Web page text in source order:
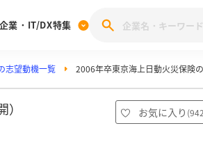
考体験記投稿キャンペーン
企業就職ブランド調査
業・IT/DX特集
志望動機一覧 2006年卒東京海上日動火災保険
お気に入り (